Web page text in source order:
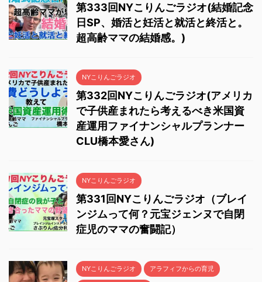
第333回NYこりんごラジオ(結婚記念
日SP、婚活と妊活と就活と終活と。
超高齢ママの結婚感。)
NYこりんごラジオ
第332回NYこりんごラジオ(アメリカ
で子供産まれたら考えるべき米国資
産運用ファイナンシャルプランナー
CLU橋本愛さん)
NYこりんごラジオ
第331回NYこりんごラジオ（ブレイ
ンジムって何？元宝ジェンヌで自閉
症児のママの奮闘記）
NYこりんごラジオ アラフィフからの育児